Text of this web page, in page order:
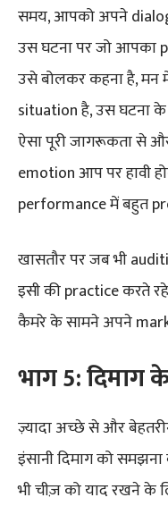
समय, आपको अपने
उस घटना पर जो आपका
उसे बोलकर कहना है, मन
situation है, उस घटना
ऐसा पूरी जागरूकता से
emotion आप पर हावी
performance में बहुत
खासतौर पर जब भी
इसी की practice करते
कैमरे के सामने अपने
भाग 5: दिमाग
ज़्यादा अच्छे से और
इंसानी दिमाग को
भी चीज़ को याद रखने के